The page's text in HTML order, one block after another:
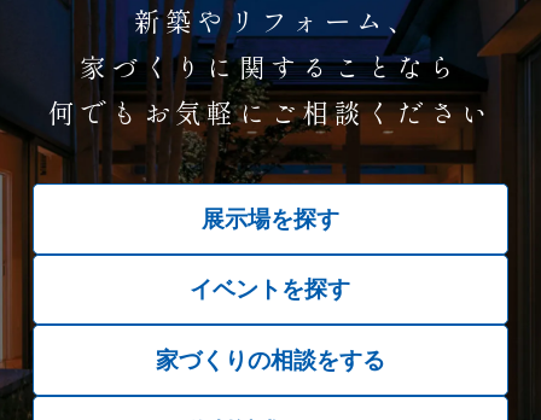
新築やリフォーム、
家づくりに関することなら
何でもお気軽にご相談ください
展示場を探す
イベントを探す
家づくりの相談をする